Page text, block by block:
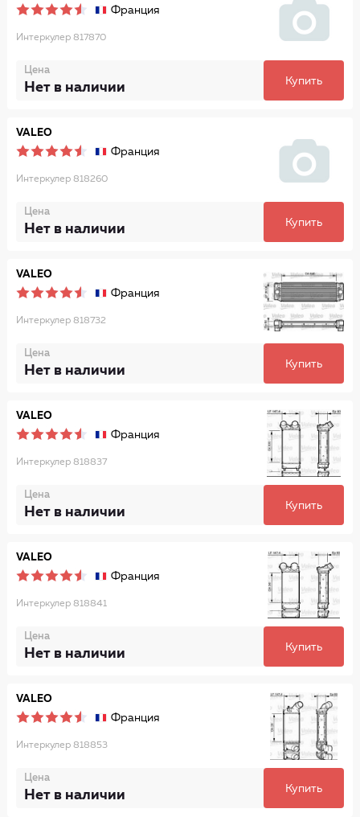
Франция
Интеркулер 817870
Цена
Нет в наличии Купить
VALEO
Франция
Интеркулер 818260
Цена
Нет в наличии Купить
VALEO
Франция
Интеркулер 818732
Цена
Нет в наличии Купить
VALEO
Франция
Интеркулер 818837
Цена
Нет в наличии Купить
VALEO
Франция
Интеркулер 818841
Цена
Нет в наличии Купить
VALEO
Франция
Интеркулер 818853
Цена
Нет в наличии Купить